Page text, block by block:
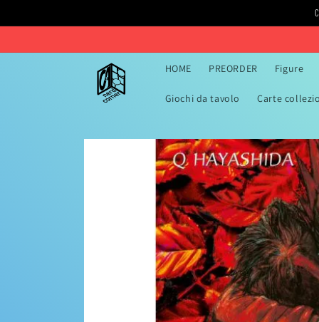
ai contenuti
HOME PREORDER Figure
Giochi da tavolo Carte
Passa alle
informazioni
sul prodotto